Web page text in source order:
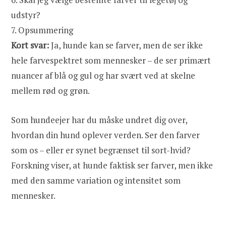
udstyr?
7. Opsummering
Kort svar:Ja, hunde kan se farver, men de ser ikke
hele farvespektret som mennesker – de ser primært
nuancer af blå og gul og har svært ved at skelne
mellem rød og grøn.
Som hundeejer har du måske undret dig over,
hvordan din hund oplever verden. Ser den farver
som os – eller er synet begrænset til sort-hvid?
Forskning viser, at hunde faktisk ser farver, men ikke
med den samme variation og intensitet som
mennesker.